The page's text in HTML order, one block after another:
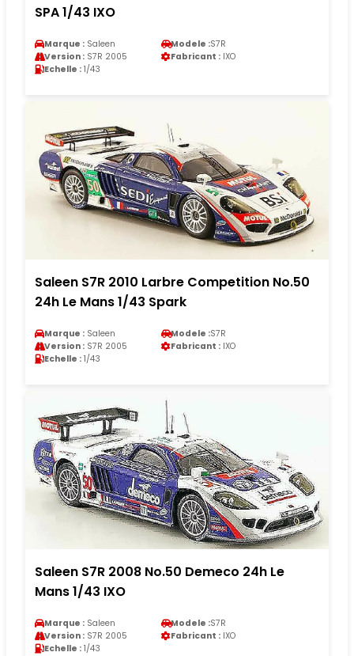
SPA 1/43 IXO
Marque : Saleen Modele :S7R
Version : S7R 2005 Fabricant : IXO
Echelle : 1/43
Saleen S7R 2010 Larbre Competition No.50
24h Le Mans 1/43 Spark
Marque : Saleen Modele :S7R
Version : S7R 2005 Fabricant : IXO
Echelle : 1/43
Saleen S7R 2008 No.50 Demeco 24h Le
Mans 1/43 IXO
Marque : Saleen Modele :S7R
Version : S7R 2005 Fabricant : IXO
Echelle : 1/43